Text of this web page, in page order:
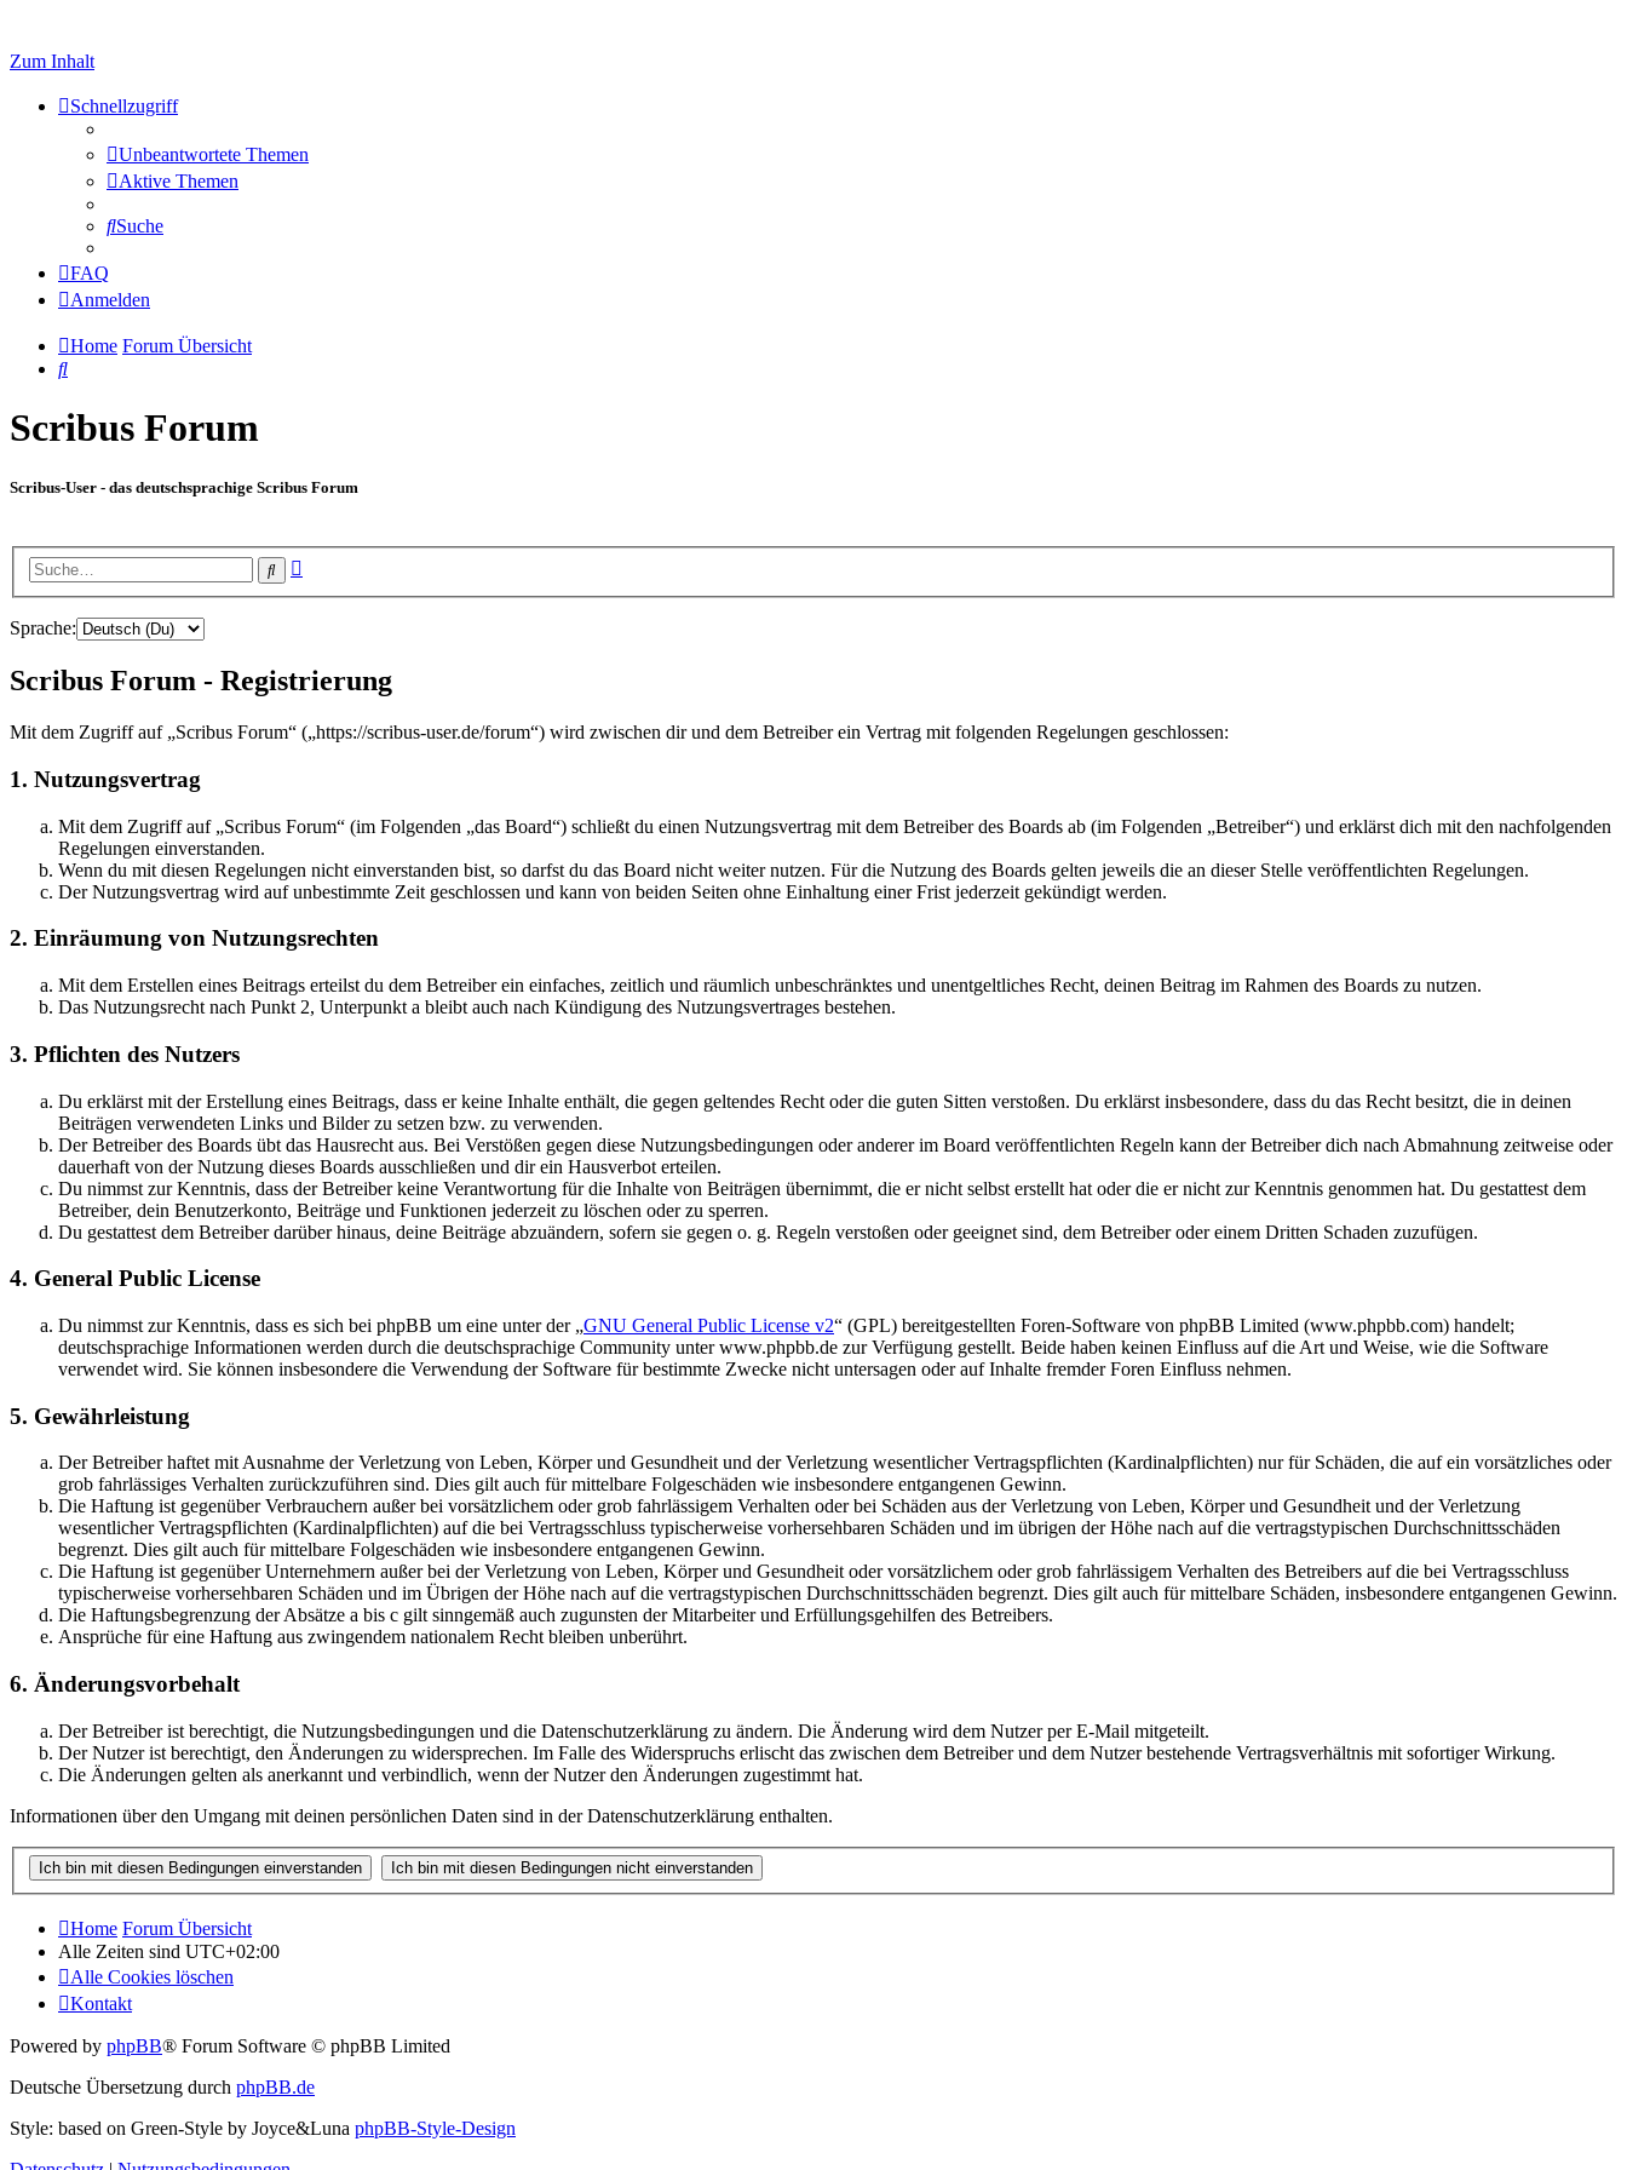
Zum Inhalt
Schnellzugriff
Unbeantwortete Themen
Aktive Themen
Suche
FAQ
Anmelden
Home Forum Übersicht
Suche
Scribus Forum
Scribus-User - das deutschsprachige Scribus Forum
Suche
Sprache:
Scribus Forum - Registrierung
Mit dem Zugriff auf „Scribus Forum“ („https://scribus-user.de/forum“) wird zwischen dir und dem Betreiber ein Vertrag mit folgenden Regelungen geschlossen:
1. Nutzungsvertrag
Mit dem Zugriff auf „Scribus Forum“ (im Folgenden „das Board“) schließt du einen Nutzungsvertrag mit dem Betreiber des Boards ab (im Folgenden „Betreiber“) und erklärst dich mit den nachfolgenden
Regelungen einverstanden.
Wenn du mit diesen Regelungen nicht einverstanden bist, so darfst du das Board nicht weiter nutzen. Für die Nutzung des Boards gelten jeweils die an dieser Stelle veröffentlichten Regelungen.
Der Nutzungsvertrag wird auf unbestimmte Zeit geschlossen und kann von beiden Seiten ohne Einhaltung einer Frist jederzeit gekündigt werden.
2. Einräumung von Nutzungsrechten
Mit dem Erstellen eines Beitrags erteilst du dem Betreiber ein einfaches, zeitlich und räumlich unbeschränktes und unentgeltliches Recht, deinen Beitrag im Rahmen des Boards zu nutzen.
Das Nutzungsrecht nach Punkt 2, Unterpunkt a bleibt auch nach Kündigung des Nutzungsvertrages bestehen.
3. Pflichten des Nutzers
Du erklärst mit der Erstellung eines Beitrags, dass er keine Inhalte enthält, die gegen geltendes Recht oder die guten Sitten verstoßen. Du erklärst insbesondere, dass du das Recht besitzt, die in deinen
Beiträgen verwendeten Links und Bilder zu setzen bzw. zu verwenden.
Der Betreiber des Boards übt das Hausrecht aus. Bei Verstößen gegen diese Nutzungsbedingungen oder anderer im Board veröffentlichten Regeln kann der Betreiber dich nach Abmahnung zeitweise oder
dauerhaft von der Nutzung dieses Boards ausschließen und dir ein Hausverbot erteilen.
Du nimmst zur Kenntnis, dass der Betreiber keine Verantwortung für die Inhalte von Beiträgen übernimmt, die er nicht selbst erstellt hat oder die er nicht zur Kenntnis genommen hat. Du gestattest dem
Betreiber, dein Benutzerkonto, Beiträge und Funktionen jederzeit zu löschen oder zu sperren.
Du gestattest dem Betreiber darüber hinaus, deine Beiträge abzuändern, sofern sie gegen o. g. Regeln verstoßen oder geeignet sind, dem Betreiber oder einem Dritten Schaden zuzufügen.
4. General Public License
Du nimmst zur Kenntnis, dass es sich bei phpBB um eine unter der „GNU General Public License v2“ (GPL) bereitgestellten Foren-Software von phpBB Limited (www.phpbb.com) handelt;
deutschsprachige Informationen werden durch die deutschsprachige Community unter www.phpbb.de zur Verfügung gestellt. Beide haben keinen Einfluss auf die Art und Weise, wie die Software
verwendet wird. Sie können insbesondere die Verwendung der Software für bestimmte Zwecke nicht untersagen oder auf Inhalte fremder Foren Einfluss nehmen.
5. Gewährleistung
Der Betreiber haftet mit Ausnahme der Verletzung von Leben, Körper und Gesundheit und der Verletzung wesentlicher Vertragspflichten (Kardinalpflichten) nur für Schäden, die auf ein vorsätzliches oder
grob fahrlässiges Verhalten zurückzuführen sind. Dies gilt auch für mittelbare Folgeschäden wie insbesondere entgangenen Gewinn.
Die Haftung ist gegenüber Verbrauchern außer bei vorsätzlichem oder grob fahrlässigem Verhalten oder bei Schäden aus der Verletzung von Leben, Körper und Gesundheit und der Verletzung
wesentlicher Vertragspflichten (Kardinalpflichten) auf die bei Vertragsschluss typischerweise vorhersehbaren Schäden und im übrigen der Höhe nach auf die vertragstypischen Durchschnittsschäden
begrenzt. Dies gilt auch für mittelbare Folgeschäden wie insbesondere entgangenen Gewinn.
Die Haftung ist gegenüber Unternehmern außer bei der Verletzung von Leben, Körper und Gesundheit oder vorsätzlichem oder grob fahrlässigem Verhalten des Betreibers auf die bei Vertragsschluss
typischerweise vorhersehbaren Schäden und im Übrigen der Höhe nach auf die vertragstypischen Durchschnittsschäden begrenzt. Dies gilt auch für mittelbare Schäden, insbesondere entgangenen Gewinn.
Die Haftungsbegrenzung der Absätze a bis c gilt sinngemäß auch zugunsten der Mitarbeiter und Erfüllungsgehilfen des Betreibers.
Ansprüche für eine Haftung aus zwingendem nationalem Recht bleiben unberührt.
6. Änderungsvorbehalt
Der Betreiber ist berechtigt, die Nutzungsbedingungen und die Datenschutzerklärung zu ändern. Die Änderung wird dem Nutzer per E-Mail mitgeteilt.
Der Nutzer ist berechtigt, den Änderungen zu widersprechen. Im Falle des Widerspruchs erlischt das zwischen dem Betreiber und dem Nutzer bestehende Vertragsverhältnis mit sofortiger Wirkung.
Die Änderungen gelten als anerkannt und verbindlich, wenn der Nutzer den Änderungen zugestimmt hat.
Informationen über den Umgang mit deinen persönlichen Daten sind in der Datenschutzerklärung enthalten.
Home Forum Übersicht
Alle Zeiten sind UTC+02:00
Alle Cookies löschen
Kontakt
Powered by phpBB® Forum Software © phpBB Limited
Deutsche Übersetzung durch phpBB.de
Style: based on Green-Style by Joyce&Luna phpBB-Style-Design